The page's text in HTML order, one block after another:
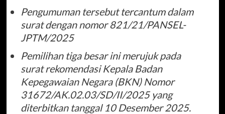
Pengumuman tersebut tercantum dalam
surat dengan nomor 821/21/PANSEL-
JPTM/2025
Pemilihan tiga besar ini merujuk pada
surat rekomendasi Kepala Badan
Kepegawaian Negara (BKN) Nomor
31672/AK.02.03/SD/II/2025 yang
diterbitkan tanggal 10 Desember 2025.